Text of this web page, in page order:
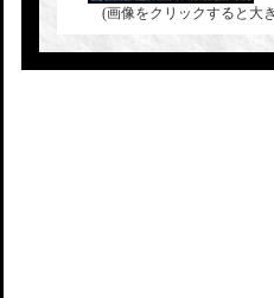
(画像をクリックすると大